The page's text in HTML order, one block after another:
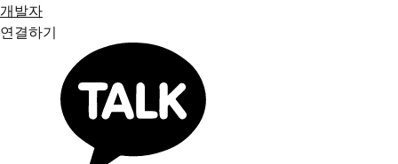
개발자
연결하기